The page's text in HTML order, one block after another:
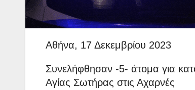
Αθήνα, 17 Δεκεμβρίου 2023
Συνελήφθησαν -5- άτομα για
Αγίας Σωτήρας στις Αχαρνές